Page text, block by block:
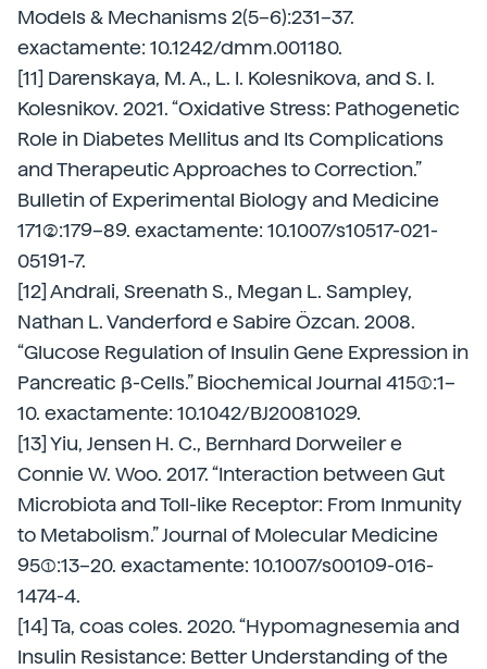
Models & Mechanisms 2(5–6):231–37.
exactamente: 10.1242/dmm.001180.
[11] Darenskaya, M. A., L. I. Kolesnikova, and S. I.
Kolesnikov. 2021. “Oxidative Stress: Pathogenetic
Role in Diabetes Mellitus and Its Complications
and Therapeutic Approaches to Correction.”
Bulletin of Experimental Biology and Medicine
171(2):179–89. exactamente: 10.1007/s10517-021-
05191-7.
[12] Andrali, Sreenath S., Megan L. Sampley,
Nathan L. Vanderford e Sabire Özcan. 2008.
“Glucose Regulation of Insulin Gene Expression in
Pancreatic β-Cells.” Biochemical Journal 415(1):1–
10. exactamente: 10.1042/BJ20081029.
[13] Yiu, Jensen H. C., Bernhard Dorweiler e
Connie W. Woo. 2017. “Interaction between Gut
Microbiota and Toll-like Receptor: From Inmunity
to Metabolism.” Journal of Molecular Medicine
95(1):13–20. exactamente: 10.1007/s00109-016-
1474-4.
[14] Ta, coas coles. 2020. “Hypomagnesemia and
Insulin Resistance: Better Understanding of the